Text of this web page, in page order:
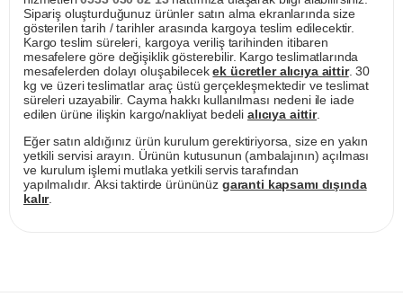
Sipariş oluşturduğunuz ürünler satın alma ekranlarında size
gösterilen tarih / tarihler arasında kargoya teslim edilecektir.
Kargo teslim süreleri, kargoya veriliş tarihinden itibaren
mesafelere göre değişiklik gösterebilir. Kargo teslimatlarında
mesafelerden dolayı oluşabilecekek ücretler alıcıya aittir. 30
kg ve üzeri teslimatlar araç üstü gerçekleşmektedir ve teslimat
süreleri uzayabilir. Cayma hakkı kullanılması nedeni ile iade
edilen ürüne ilişkin kargo/nakliyat bedeli alıcıya aittir.
Eğer satın aldığınız ürün kurulum gerektiriyorsa, size en yakın
yetkili servisi arayın. Ürünün kutusunun (ambalajının) açılması
ve kurulum işlemi mutlaka yetkili servis tarafından
yapılmalıdır. Aksi taktirde ürününüz garanti kapsamı dışında
kalır.